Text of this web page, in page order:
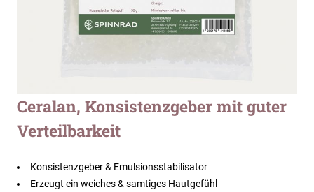
Zum
Anfang
der
Ceralan, Konsistenzgeber mit guter
Verteilbarkeit
Konsistenzgeber & Emulsionsstabilisator
Erzeugt ein weiches & samtiges Hautgefühl